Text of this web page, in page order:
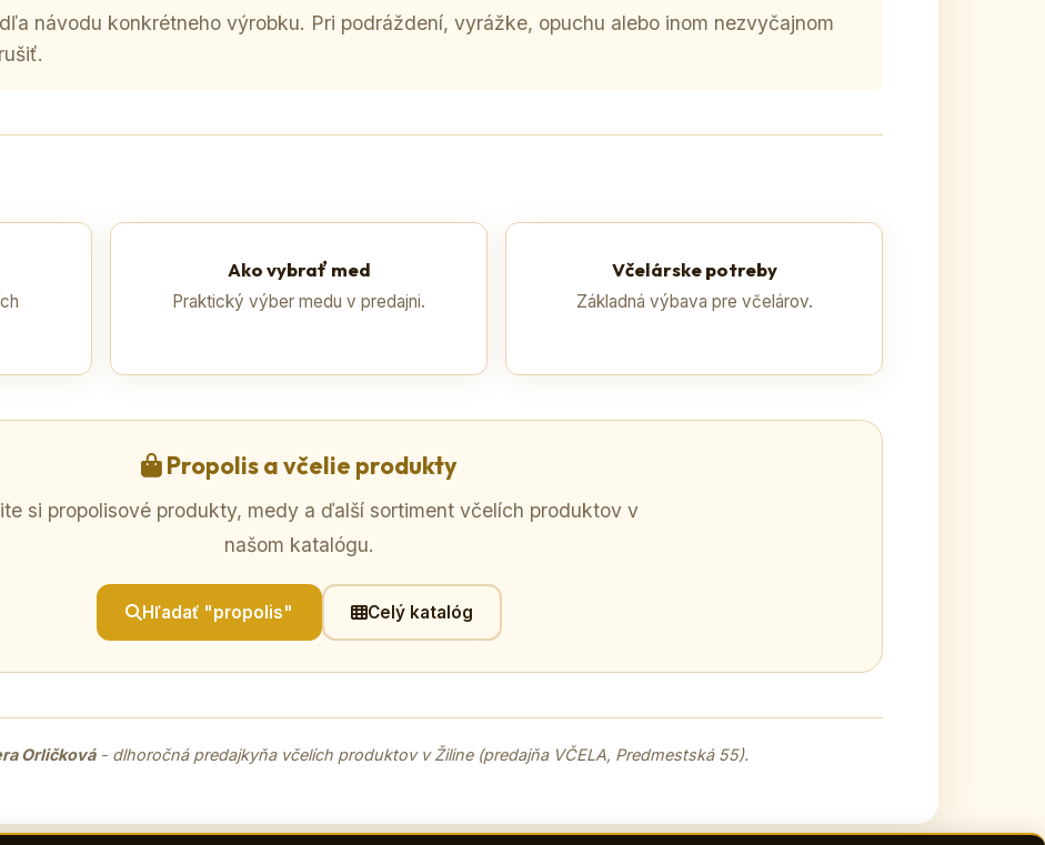
návodu konkrétneho výrobku. Pri podráždení, vyrážke, opuchu alebo inom nezvyčajnom
Ako vybrať med
Praktický výber medu v predajni.
Včelárske potreby
Základná výbava pre včelárov.
Propolis a včelie produkty
si propolisové produkty, medy a ďalší sortiment včelích produktov v
našom katalógu.
Hľadať "propolis" Celý katalóg
Orličková- dlhoročná predajkyňa včelích produktov v Žiline (predajňa VČELA, Predmestská 55).